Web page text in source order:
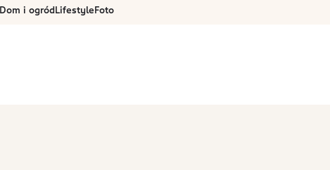
Dom i ogród Lifestyle Foto